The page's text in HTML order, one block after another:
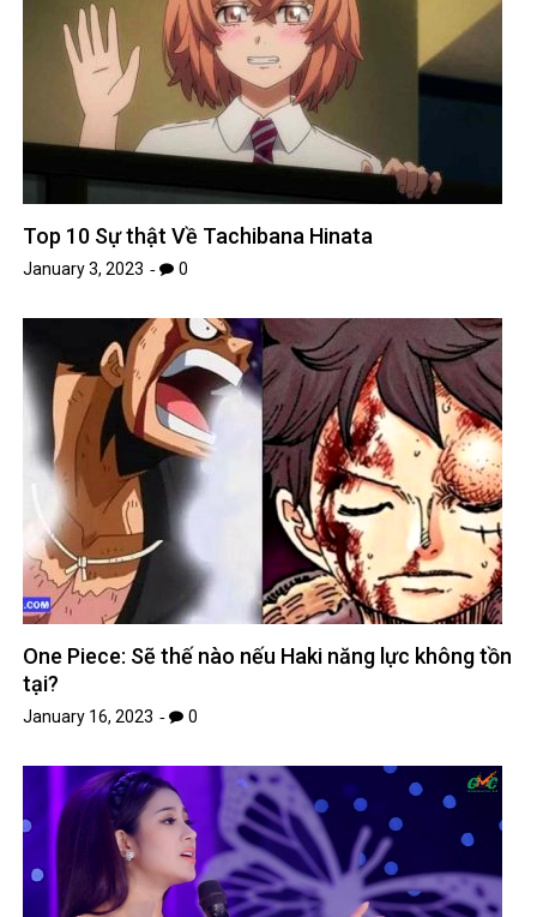
Top 10 Sự thật Về Tachibana Hinata
January 3, 2023 0
One Piece: Sẽ thế nào nếu Haki năng lực không tồn
tại?
January 16, 2023 0